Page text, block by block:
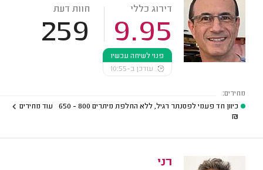
דירוג כללי
9.95
חוות דעת
259
פנוי לשיחה עכשיו
עודכן ב-10:55
מחירים:
כיוון חד פעמי לפסנתר רגיל, ללא החלפת מיתרים 800 - 650
₪
עוד מחירים
רני